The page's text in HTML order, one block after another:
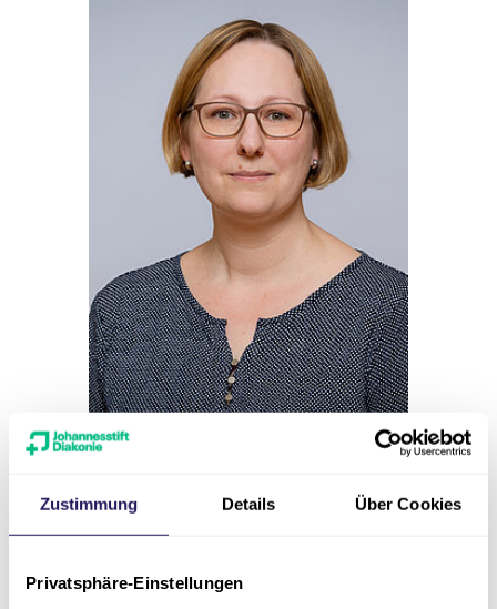
Zustimmung Details Über Cookies
Privatsphäre-Einstellungen
Rebekka Praml
Soziale Fachschulen